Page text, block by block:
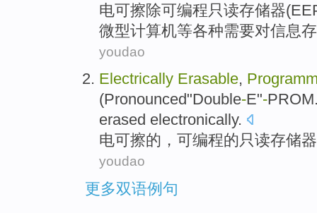
电可擦除可编程只读存储器(
微型计算机等各种需要对信息
youdao
Electrically Erasable,
(Pronounced"Double-E"-
erased electronically.
电可擦的， 可编程的只读存储器
youdao
更多双语例句